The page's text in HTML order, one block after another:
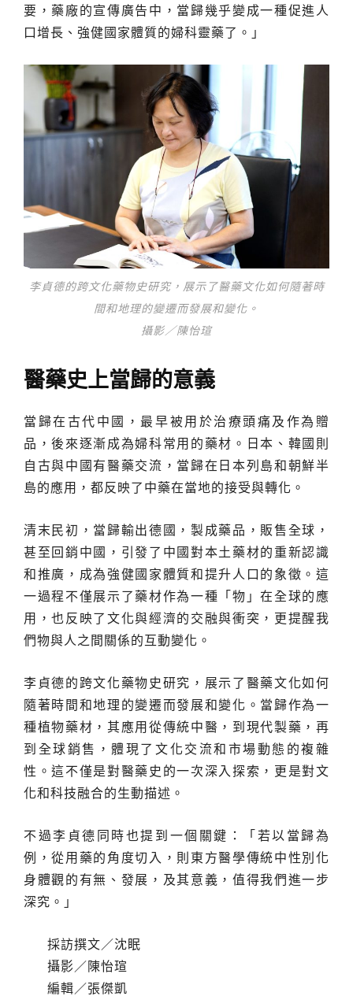
要，藥廠的宣傳廣告中，當歸幾乎變成一種促進人
口增長、強健國家體質的婦科靈藥了。」
李貞德的跨文化藥物史研究，展示了醫藥文化如何隨著時
間和地理的變遷而發展和變化。
攝影／陳怡瑄
醫藥史上當歸的意義
當歸在古代中國，最早被用於治療頭痛及作為贈
品，後來逐漸成為婦科常用的藥材。日本、韓國則
自古與中國有醫藥交流，當歸在日本列島和朝鮮半
島的應用，都反映了中藥在當地的接受與轉化。
清末民初，當歸輸出德國，製成藥品，販售全球，
甚至回銷中國，引發了中國對本土藥材的重新認識
和推廣，成為強健國家體質和提升人口的象徵。這
一過程不僅展示了藥材作為一種「物」在全球的應
用，也反映了文化與經濟的交融與衝突，更提醒我
們物與人之間關係的互動變化。
李貞德的跨文化藥物史研究，展示了醫藥文化如何
隨著時間和地理的變遷而發展和變化。當歸作為一
種植物藥材，其應用從傳統中醫，到現代製藥，再
到全球銷售，體現了文化交流和市場動態的複雜
性。這不僅是對醫藥史的一次深入探索，更是對文
化和科技融合的生動描述。
不過李貞德同時也提到一個關鍵：「若以當歸為
例，從用藥的角度切入，則東方醫學傳統中性別化
身體觀的有無、發展，及其意義，值得我們進一步
深究。」
採訪撰文／沈眠
攝影／陳怡瑄
編輯／張傑凱